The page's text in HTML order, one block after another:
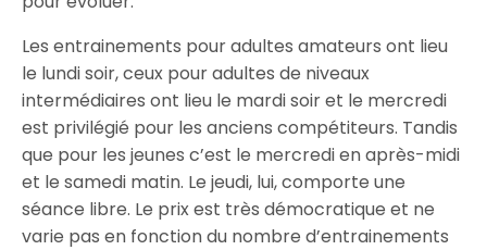
Les entrainements pour adultes amateurs ont lieu
le lundi soir, ceux pour adultes de niveaux
intermédiaires ont lieu le mardi soir et le mercredi
est privilégié pour les anciens compétiteurs. Tandis
que pour les jeunes c’est le mercredi en après-midi
et le samedi matin. Le jeudi, lui, comporte une
séance libre. Le prix est très démocratique et ne
varie pas en fonction du nombre d’entrainements